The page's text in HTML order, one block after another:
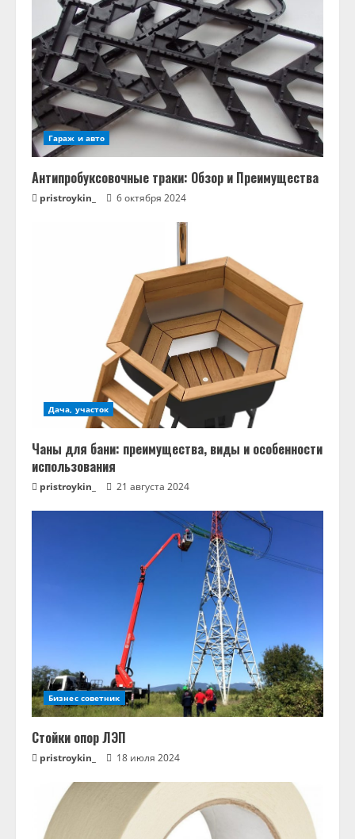
Гараж и авто
Антипробуксовочные траки: Обзор и Преимущества
pristroykin_ 6 октября 2024
Дача, участок
Чаны для бани: преимущества, виды и особенности
использования
pristroykin_ 21 августа 2024
Бизнес советник
Стойки опор ЛЭП
pristroykin_ 18 июля 2024